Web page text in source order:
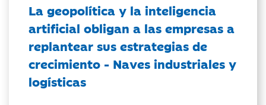
La geopolítica y la inteligencia
artificial obligan a las empresas a
replantear sus estrategias de
crecimiento - Naves industriales y
logísticas